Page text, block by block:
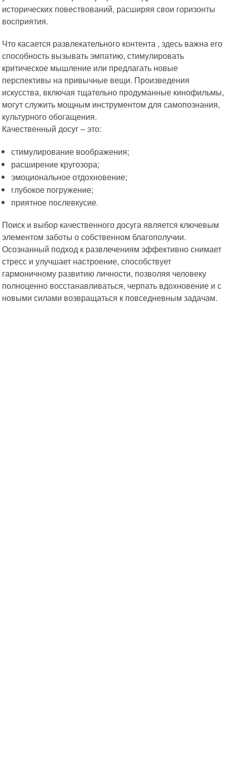
исторических повествований, расширяя свои горизонты
восприятия.
Что касается развлекательного контента , здесь важна его
способность вызывать эмпатию, стимулировать
критическое мышление или предлагать новые
перспективы на привычные вещи. Произведения
искусства, включая тщательно продуманные кинофильмы,
могут служить мощным инструментом для самопознания,
культурного обогащения.
Качественный досуг – это:
стимулирование воображения;
расширение кругозора;
эмоциональное отдохновение;
глубокое погружение;
приятное послевкусие.
Поиск и выбор качественного досуга является ключевым
элементом заботы о собственном благополучии.
Осознанный подход к развлечениям эффективно снимает
стресс и улучшает настроение, способствует
гармоничному развитию личности, позволяя человеку
полноценно восстанавливаться, черпать вдохновение и с
новыми силами возвращаться к повседневным задачам.